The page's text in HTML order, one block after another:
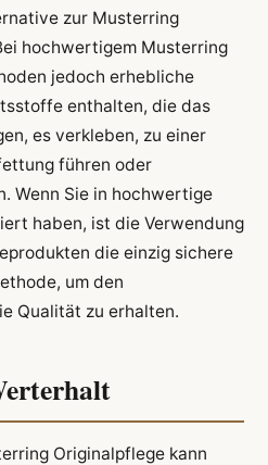
zur Musterring
hochwertigem Musterring
jedoch erhebliche
enthalten, die das
es verkleben, zu einer
führen oder
Wenn Sie in hochwertige
haben, ist die Verwendung
die einzig sichere
um den
Qualität zu erhalten.
Originalpflege kann